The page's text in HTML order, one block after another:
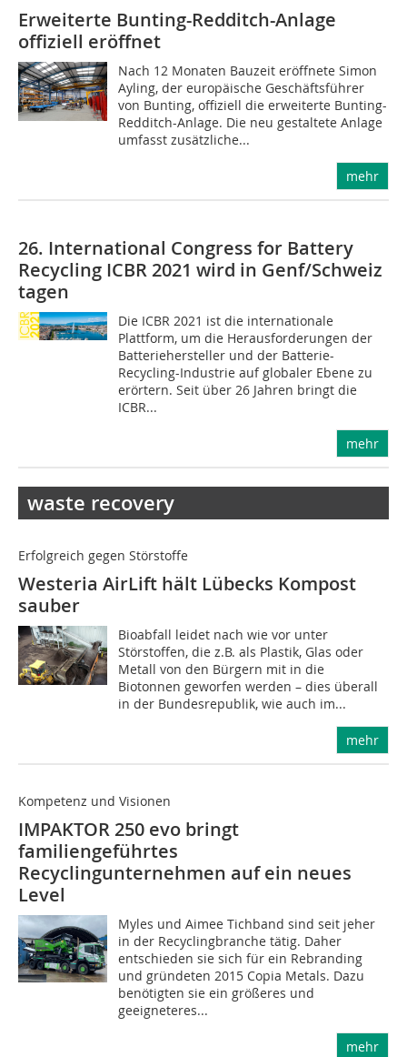
Erweiterte Bunting-Redditch-Anlage
offiziell eröffnet
Nach 12 Monaten Bauzeit eröffnete Simon
Ayling, der europäische Geschäftsführer
von Bunting, offiziell die erweiterte Bunting-
Redditch-Anlage. Die neu gestaltete Anlage
umfasst zusätzliche...
mehr
26. International Congress for Battery
Recycling ICBR 2021 wird in Genf/Schweiz
tagen
Die ICBR 2021 ist die internationale
Plattform, um die Herausforderungen der
Batteriehersteller und der Batterie-
Recycling-Industrie auf globaler Ebene zu
erörtern. Seit über 26 Jahren bringt die
ICBR...
mehr
waste recovery
Erfolgreich gegen Störstoffe
Westeria AirLift hält Lübecks Kompost
sauber
Bioabfall leidet nach wie vor unter
Störstoffen, die z.B. als Plastik, Glas oder
Metall von den Bürgern mit in die
Biotonnen geworfen werden – dies überall
in der Bundesrepublik, wie auch im...
mehr
Kompetenz und Visionen
IMPAKTOR 250 evo bringt
familiengeführtes
Recyclingunternehmen auf ein neues
Level
Myles und Aimee Tichband sind seit jeher
in der Recyclingbranche tätig. Daher
entschieden sie sich für ein Rebranding
und gründeten 2015 Copia Metals. Dazu
benötigten sie ein größeres und
geeigneteres...
mehr